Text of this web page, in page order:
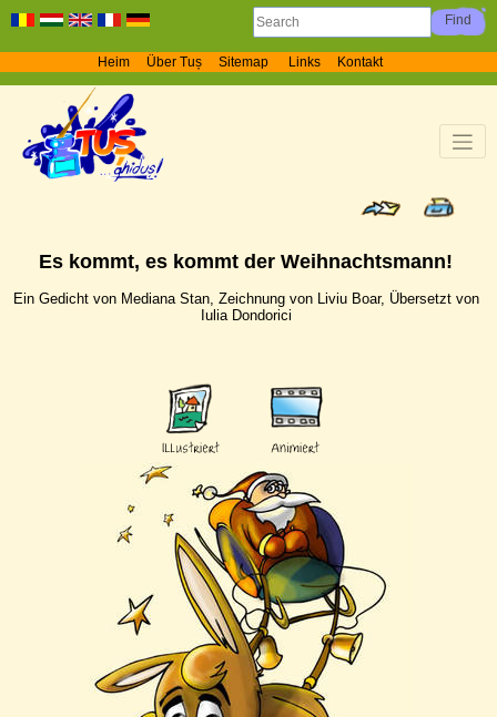
Heim Über Tuș Sitemap Links Kontakt
Es kommt, es kommt der Weihnachtsmann!
Ein Gedicht von Mediana Stan, Zeichnung von Liviu Boar, Übersetzt von
Iulia Dondorici